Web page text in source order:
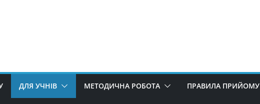
ДЛЯ УЧНІВ МЕТОДИЧНА РОБОТА ПРАВИЛА ПРИЙОМУ